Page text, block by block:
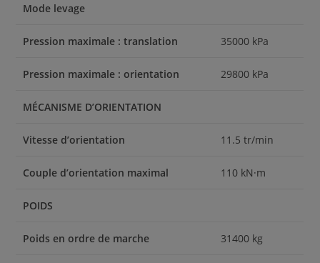
Mode levage
Pression maximale : translation 35000 kPa
Pression maximale : orientation 29800 kPa
MÉCANISME D’ORIENTATION
Vitesse d’orientation 11.5 tr/min
Couple d’orientation maximal 110 kN·m
POIDS
Poids en ordre de marche 31400 kg